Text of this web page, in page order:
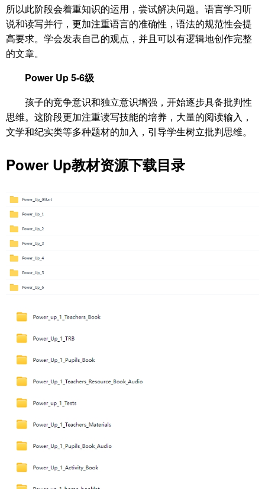
所以此阶段会着重知识的运用，尝试解决问题。语言学习听
说和读写并行，更加注重语言的准确性，语法的规范性会提
高要求。学会发表自己的观点，并且可以有逻辑地创作完整
的文章。
Power Up 5-6级
孩子的竞争意识和独立意识增强，开始逐步具备批判性
思维。这阶段更加注重读写技能的培养，大量的阅读输入，
文学和纪实类等多种题材的加入，引导学生树立批判思维。
Power Up教材资源下载目录